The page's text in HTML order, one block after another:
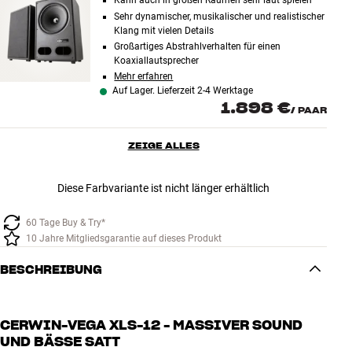
Sehr dynamischer, musikalischer und realistischer
Klang mit vielen Details
Großartiges Abstrahlverhalten für einen
Koaxiallautsprecher
Mehr erfahren
Auf Lager. Lieferzeit 2-4 Werktage
1.898 €/ PAAR
ZEIGE ALLES
Diese Farbvariante ist nicht länger erhältlich
60 Tage Buy & Try*
10 Jahre Mitgliedsgarantie auf dieses Produkt
BESCHREIBUNG
CERWIN-VEGA XLS-12 - MASSIVER SOUND
UND BÄSSE SATT